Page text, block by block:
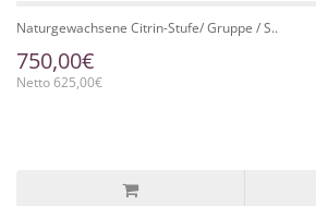
Naturgewachsene Citrin-Stufe/ Gruppe / S..
750,00€
Netto 625,00€